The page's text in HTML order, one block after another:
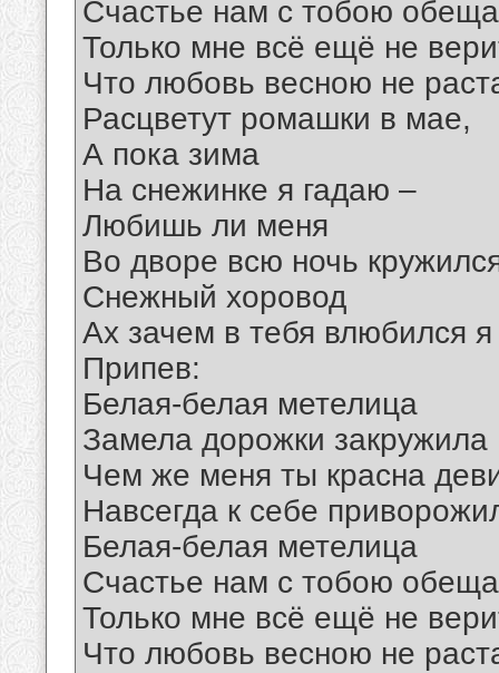
Счастье нам с тобою
Только мне всё ещё не
Что любовь весною не
Расцветут ромашки в мае,
А пока зима
На снежинке я гадаю –
Любишь ли меня
Во дворе всю ночь
Снежный хоровод
Ах зачем в тебя влюбился
Припев:
Белая-белая метелица
Замела дорожки закружила
Чем же меня ты красна
Навсегда к себе
Белая-белая метелица
Счастье нам с тобою
Только мне всё ещё не
Что любовь весною не